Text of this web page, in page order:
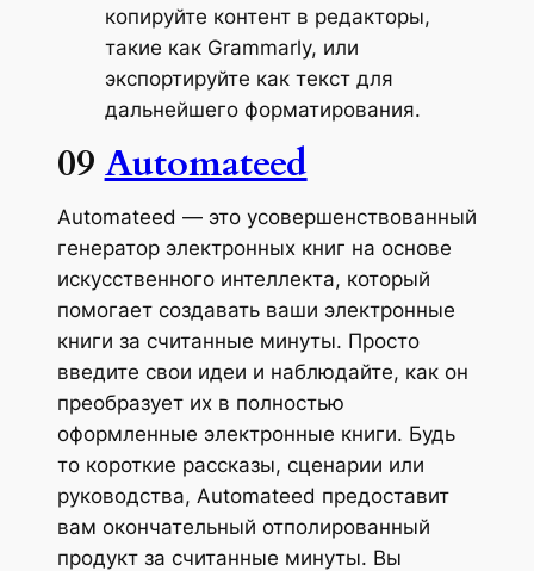
копируйте контент в редакторы,
такие как Grammarly, или
экспортируйте как текст для
дальнейшего форматирования.
09 Automateed
Automateed — это усовершенствованный
генератор электронных книг на основе
искусственного интеллекта, который
помогает создавать ваши электронные
книги за считанные минуты. Просто
введите свои идеи и наблюдайте, как он
преобразует их в полностью
оформленные электронные книги. Будь
то короткие рассказы, сценарии или
руководства, Automateed предоставит
вам окончательный отполированный
продукт за считанные минуты. Вы